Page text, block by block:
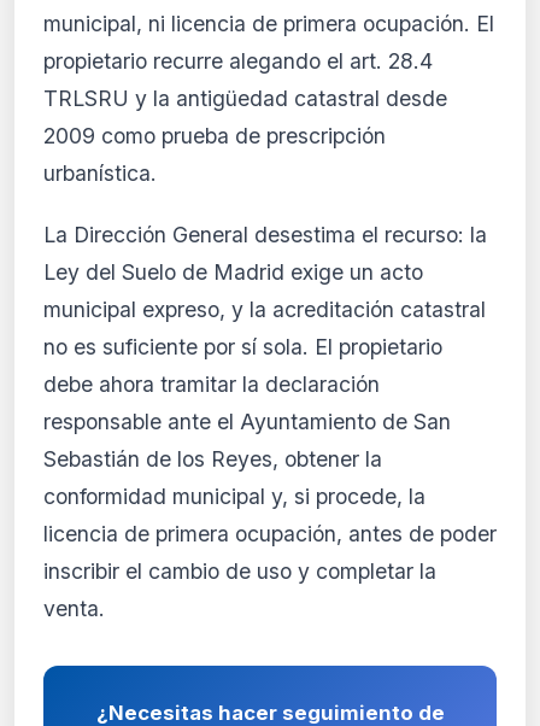
municipal, ni licencia de primera ocupación. El
propietario recurre alegando el art. 28.4
TRLSRU y la antigüedad catastral desde
2009 como prueba de prescripción
urbanística.
La Dirección General desestima el recurso: la
Ley del Suelo de Madrid exige un acto
municipal expreso, y la acreditación catastral
no es suficiente por sí sola. El propietario
debe ahora tramitar la declaración
responsable ante el Ayuntamiento de San
Sebastián de los Reyes, obtener la
conformidad municipal y, si procede, la
licencia de primera ocupación, antes de poder
inscribir el cambio de uso y completar la
venta.
¿Necesitas hacer seguimiento de